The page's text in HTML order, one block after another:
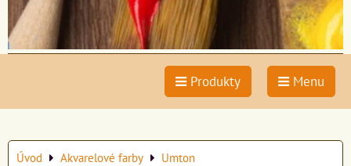
Produkty Menu
Úvod Akvarelové farby Umton